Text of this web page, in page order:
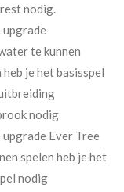
nodig.
upgrade
te kunnen
heb je het basisspel
nodig
upgrade Ever Tree
spelen heb je het
nodig